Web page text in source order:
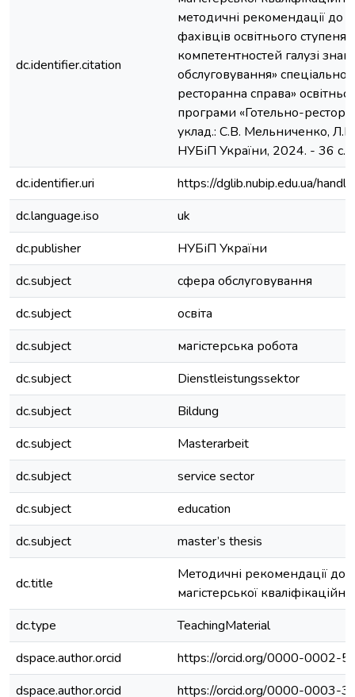
dc.identifier.citation
методичні рекомендації до
фахівців освітнього ступеня
компетентностей галузі
обслуговування»
ресторанна справа»
програми «Готельно-
уклад.: С.В. Мельниченко,
НУБіП України, 2024. - 36 с.
dc.identifier.uri
https://dglib.nubip.edu.ua/
dc.language.iso
uk
dc.publisher
НУБіП України
dc.subject
сфера обслуговування
dc.subject
освіта
dc.subject
магістерська робота
dc.subject
Dienstleistungssektor
dc.subject
Bildung
dc.subject
Masterarbeit
dc.subject
service sector
dc.subject
education
dc.subject
master’s thesis
dc.title
Методичні рекомендації до
магістерської
dc.type
TeachingMaterial
dspace.author.orcid
https://orcid.org/0000-0002-
dspace.author.orcid
https://orcid.org/0000-0003-